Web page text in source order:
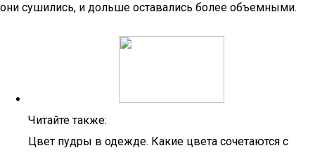
они сушились, и дольше оставались более объемными.
Читайте также:
Цвет пудры в одежде. Какие цвета сочетаются с